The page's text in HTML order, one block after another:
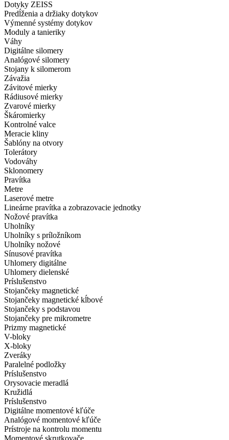
Dotyky ZEISS
Predĺženia a držiaky dotykov
Výmenné systémy dotykov
Moduly a tanieriky
Váhy
Digitálne silomery
Analógové silomery
Stojany k silomerom
Závažia
Závitové mierky
Rádiusové mierky
Zvarové mierky
Škáromierky
Kontrolné valce
Meracie kliny
Šablóny na otvory
Tolerátory
Vodováhy
Sklonomery
Pravítka
Metre
Laserové metre
Lineárne pravítka a zobrazovacie jednotky
Nožové pravítka
Uholníky
Uholníky s príložníkom
Uholníky nožové
Sínusové pravítka
Uhlomery digitálne
Uhlomery dielenské
Príslušenstvo
Stojančeky magnetické
Stojančeky magnetické kĺbové
Stojančeky s podstavou
Stojančeky pre mikrometre
Prizmy magnetické
V-bloky
X-bloky
Zveráky
Paralelné podložky
Príslušenstvo
Orysovacie meradlá
Kružidlá
Príslušenstvo
Digitálne momentové kľúče
Analógové momentové kľúče
Prístroje na kontrolu momentu
Momentové skrutkovače